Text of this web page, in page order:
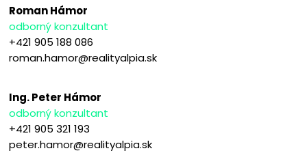
Roman Hámor
odborný konzultant
+421 905 188 086
roman.hamor@realityalpia.sk
Ing. Peter Hámor
odborný konzultant
+421 905 321 193
peter.hamor@realityalpia.sk